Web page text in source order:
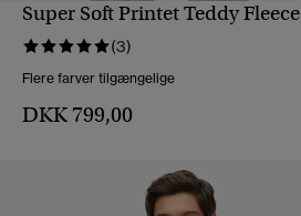
HURTIGVISNING
Super Soft Printet Teddy Fleece
(3)
Flere farver tilgængelige
DKK 799,00